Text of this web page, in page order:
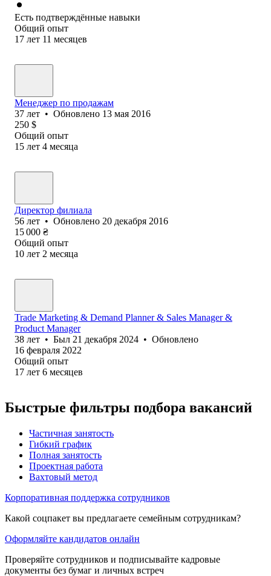
Есть подтверждённые навыки
Общий опыт
17 лет 11 месяцев
Менеджер по продажам
37 лет • Обновлено 13 мая 2016
250 $
Общий опыт
15 лет 4 месяца
Директор филиала
56 лет • Обновлено 20 декабря 2016
15 000 ₴
Общий опыт
10 лет 2 месяца
Trade Marketing & Demand Planner & Sales Manager &
Product Manager
38 лет • Был 21 декабря 2024 • Обновлено
16 февраля 2022
Общий опыт
17 лет 6 месяцев
Быстрые фильтры подбора вакансий
Частичная занятость
Гибкий график
Полная занятость
Проектная работа
Вахтовый метод
Корпоративная поддержка сотрудников
Какой соцпакет вы предлагаете семейным сотрудникам?
Оформляйте кандидатов онлайн
Проверяйте сотрудников и подписывайте кадровые
документы без бумаг и личных встреч